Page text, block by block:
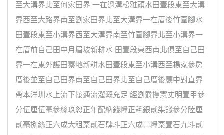
至大溝界北至何家田界 一在過溝松雅頭水田壹段東至大溝
界西至大路界南至劉家田界北至大溝界一在厝後竹圍腳水
田壹段東至小溝界西至大溝界南至竹圍腳界北至小溝界一
在厝前自己田中月眉坡新耕水 田壹段東西南北俱至自己田
界一在東外護田藔地新耕水田壹段東至小溝西至楊家參房
厝後並至自己田界南至自己田界北至自己厝後廳中對直界
帶本洋圳水上流下接通流灌溉充足 經劉爵撫憲丈明壹甲參
分伍厘伍毫參絲玖忽正年配納錢糧正耗銀貳柒錢參分陸厘
貳毫捌絲正六成大租粟貳石肆斗正六成口糧粟壹石九斗貳